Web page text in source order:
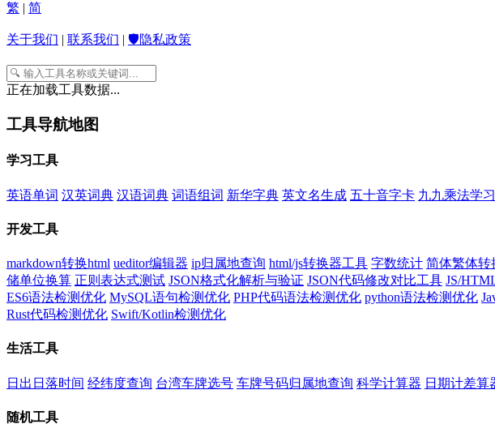
繁 | 简
关于我们 | 联系我们 | 🛡️隐私政策
正在加载工具数据...
工具导航地图
学习工具
英语单词 汉英词典 汉语词典 词语组词 新华字典 英文名生成 五十音字卡 九九乘法学
开发工具
markdown转换html ueditor编辑器 ip归属地查询 html/js转换器工具 字数统计 简体繁体转
储单位换算 正则表达式测试 JSON格式化解析与验证 JSON代码修改对比工具 JS/
ES6语法检测优化 MySQL语句检测优化 PHP代码语法检测优化 python语法检测优化
Rust代码检测优化 Swift/Kotlin检测优化
生活工具
日出日落时间 经纬度查询 台湾车牌选号 车牌号码归属地查询 科学计算器 日期计差算
随机工具